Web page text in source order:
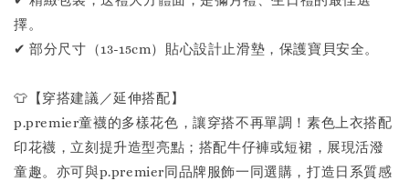
擇。
✔ 部分尺寸（13-15cm）貼心設計止滑墊，保護寶貝安全。
👕【穿搭建議／延伸搭配】
p.premier童襪的多樣花色，讓穿搭不再單調！素色上衣搭配
印花襪，立刻提升造型亮點；搭配牛仔褲或短裙，展現活潑
童趣。亦可與p.premier同品牌服飾一同選購，打造日系質感